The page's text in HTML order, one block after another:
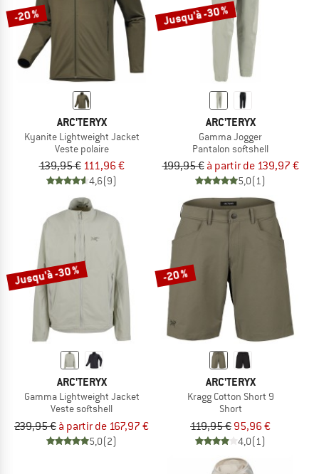
-20 %
ARC'TERYX
Kyanite Lightweight Jacket
Veste polaire
139,95 € 111,96 €
4,6(9)
Jusqu'à -30 %
ARC'TERYX
Gamma Jogger
Pantalon softshell
199,95 € à partir de 139,97 €
5,0(1)
Jusqu'à -30 %
ARC'TERYX
Gamma Lightweight Jacket
Veste softshell
239,95 € à partir de 167,97 €
5,0(2)
-20 %
ARC'TERYX
Kragg Cotton Short 9
Short
119,95 € 95,96 €
4,0(1)